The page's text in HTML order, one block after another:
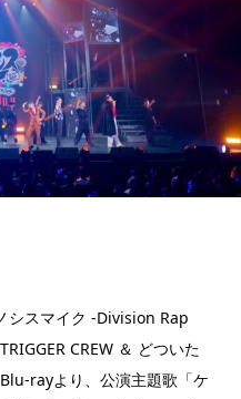
シスマイク -Division Rap
CREW ＆ どついた
rayより、公演主題歌「ケ